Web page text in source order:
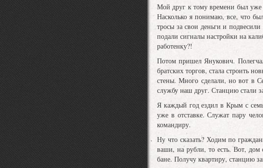
Мой друг к тому времени был уже
Насколько я понимаю, все, что
тросы за свои деньги и
подали сигналы настройки на
работенку?!
Потом пришел Янукович.
братских торгов, стала строить
стены. Много сделали, но вот в
службу наш друг. Станцию стали
Я каждый год ездил в Крым с
уже в отставке. Служат пару
командиру.
Ну что сказать? Ходим по
ваши, на рубли, то есть. Вот, дом
бане. Получу квартиру, станцию